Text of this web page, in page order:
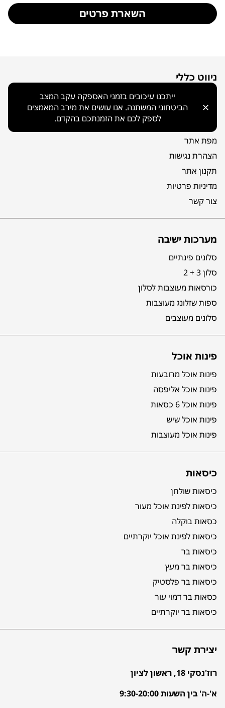
ייתכנו עיכובים בזמני האספקה עקב המצב
הביטחוני המשתנה. אנו עושים את מירב המאמצים
לספק לכם את הזמנתכם בהקדם.
✕
השארת פרטים
ניווט כללי
קטלוג
אודות
מפת אתר
הצהרת נגישות
תקנון אתר
מדיניות פרטיות
צור קשר
מערכות ישיבה
סלונים פינתיים
סלון 3 + 2
כורסאות מעוצבות לסלון
ספות שזלונג מעוצבות
סלונים מעוצבים
פינות אוכל
פינות אוכל מרובעות
פינות אוכל אליפסה
פינות אוכל 6 כסאות
פינות אוכל שיש
פינות אוכל מעוצבות
כיסאות
כיסאות שולחן
כיסאות לפינת אוכל מעור
כסאות בוקלה
כיסאות לפינת אוכל יוקרתיים
כיסאות בר
כיסאות בר מעץ
כיסאות בר פלסטיק
כסאות בר דמוי עור
כיסאות בר יוקרתיים
יצירת קשר
רוז'נסקי 18, ראשון לציון
א'-ה' בין השעות 9:30-20:00